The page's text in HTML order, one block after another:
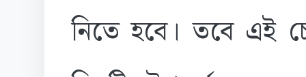
নিতে হবে। তবে এই